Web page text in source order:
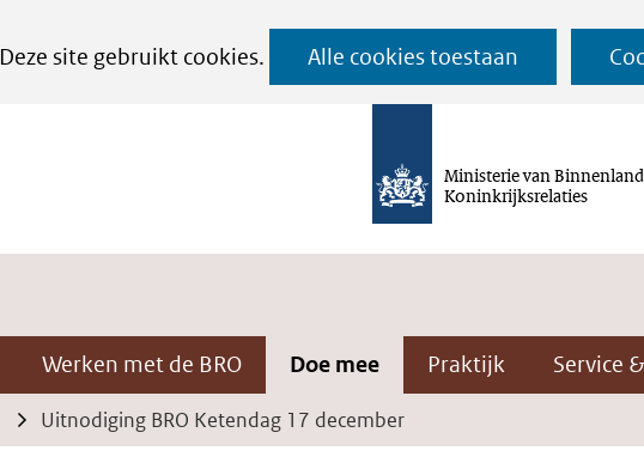
Deze site gebruikt cookies.
Alle cookies toestaan
Ga
naar
de
Ministerie van
Koninkrijksrelaties
Werken met de BRO Doe mee Praktijk Service
Uitnodiging BRO Ketendag 17 december